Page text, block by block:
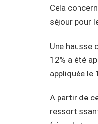
Cela
séjour pour
Une hausse
12% a été
appliquée le
A partir de